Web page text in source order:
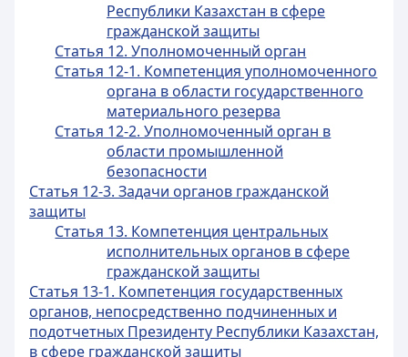
Республики Казахстан в сфере
гражданской защиты
Статья 12. Уполномоченный орган
Статья 12-1. Компетенция уполномоченного
органа в области государственного
материального резерва
Статья 12-2. Уполномоченный орган в
области промышленной
безопасности
Статья 12-3. Задачи органов гражданской
защиты
Статья 13. Компетенция центральных
исполнительных органов в сфере
гражданской защиты
Статья 13-1. Компетенция государственных
органов, непосредственно подчиненных и
подотчетных Президенту Республики Казахстан,
в сфере гражданской защиты